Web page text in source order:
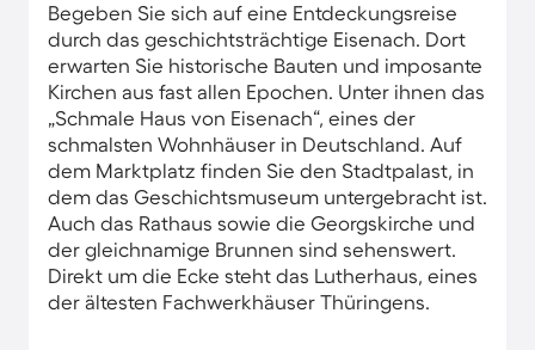
Begeben Sie sich auf eine Entdeckungsreise
durch das geschichtsträchtige Eisenach. Dort
erwarten Sie historische Bauten und imposante
Kirchen aus fast allen Epochen. Unter ihnen das
„Schmale Haus von Eisenach“, eines der
schmalsten Wohnhäuser in Deutschland. Auf
dem Marktplatz finden Sie den Stadtpalast, in
dem das Geschichtsmuseum untergebracht ist.
Auch das Rathaus sowie die Georgskirche und
der gleichnamige Brunnen sind sehenswert.
Direkt um die Ecke steht das Lutherhaus, eines
der ältesten Fachwerkhäuser Thüringens.